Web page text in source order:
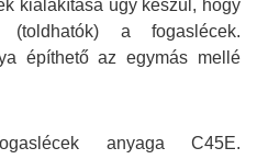
kialakítása úgy készül, hogy
a fogaslécek.
építhető az egymás mellé
anyaga C45E.